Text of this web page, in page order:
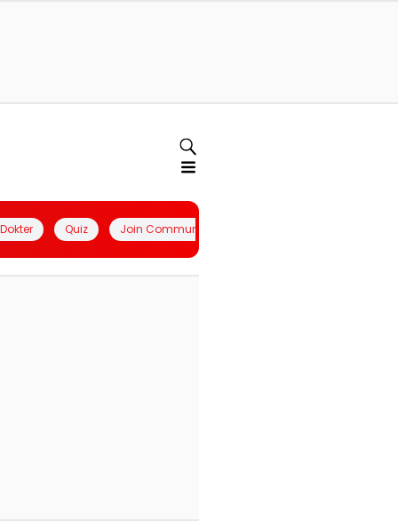
Quiz Join Community